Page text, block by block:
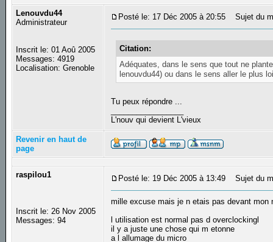
Lenouvdu44
Administrateur
Inscrit le: 01 Aoû 2005
Messages: 4919
Localisation: Grenoble
Posté le: 17 Déc 2005 à 20:55 Sujet du
Citation:
Adéquates, dans le sens que tout ne
lenouvdu44) ou dans le sens aller le plus
Tu peux répondre ...
L'nouv qui devient L'vieux
Revenir en haut de
page
raspilou1
Inscrit le: 26 Nov 2005
Messages: 94
Posté le: 19 Déc 2005 à 13:49 Sujet du
mille excuse mais je n etais pas devant mon
l utilisation est normal pas d overclockingl
il y a juste une chose qui m etonne
a l allumage du micro